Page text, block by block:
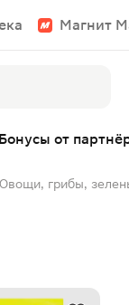
Магнит
Бонусы от
Овощи, грибы,